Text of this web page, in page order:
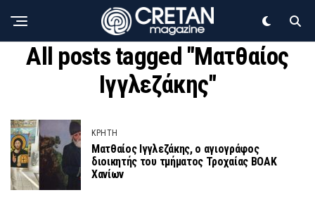
All posts tagged "Ματθαίος
Ιγγλεζάκης"
ΚΡΗΤΗ
Ματθαίος Ιγγλεζάκης, ο αγιογράφος
διοικητής του τμήματος Τροχαίας ΒΟΑΚ
Χανίων